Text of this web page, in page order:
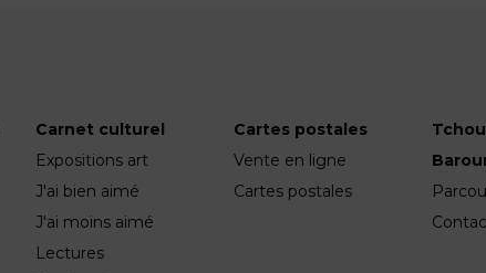
Carnet culturel
Expositions art
J'ai bien aimé
J'ai moins aimé
Lectures
Cartes postales
Vente en ligne
Cartes postales